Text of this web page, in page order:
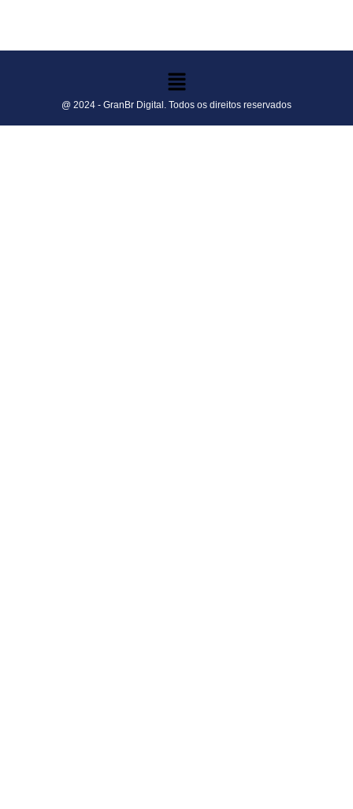
@ 2024 - GranBr Digital. Todos os direitos reservados